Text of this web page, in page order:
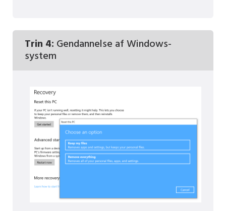
Trin 4: Gendannelse af Windows-
system